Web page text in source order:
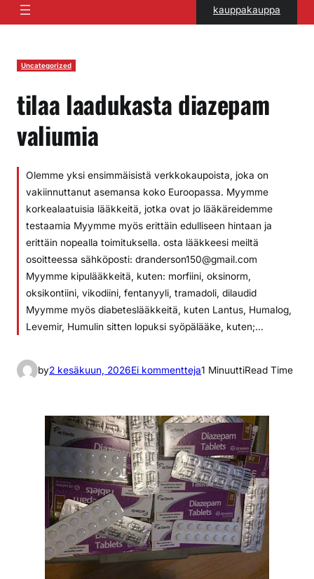
kauppakauppa
Uncategorized
tilaa laadukasta diazepam
valiumia
Olemme yksi ensimmäisistä verkkokaupoista, joka on
vakiinnuttanut asemansa koko Euroopassa. Myymme
korkealaatuisia lääkkeitä, jotka ovat jo lääkäreidemme
testaamia Myymme myös erittäin edulliseen hintaan ja
erittäin nopealla toimituksella. osta lääkkeesi meiltä
osoitteessa sähköposti: dranderson150@gmail.com
Myymme kipulääkkeitä, kuten: morfiini, oksinorm,
oksikontiini, vikodiini, fentanyyli, tramadoli, dilaudid
Myymme myös diabeteslääkkeitä, kuten Lantus, Humalog,
Levemir, Humulin sitten lopuksi syöpälääke, kuten;…
by2 kesäkuun, 2026Ei kommenttejaa
i
k
k
e
l
i
i
n
t
1 MinuuttiRead Time